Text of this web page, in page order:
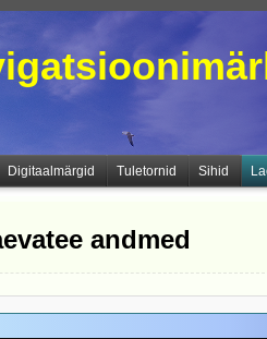
Digitaalmärgid Tuletornid Sihid
andmed